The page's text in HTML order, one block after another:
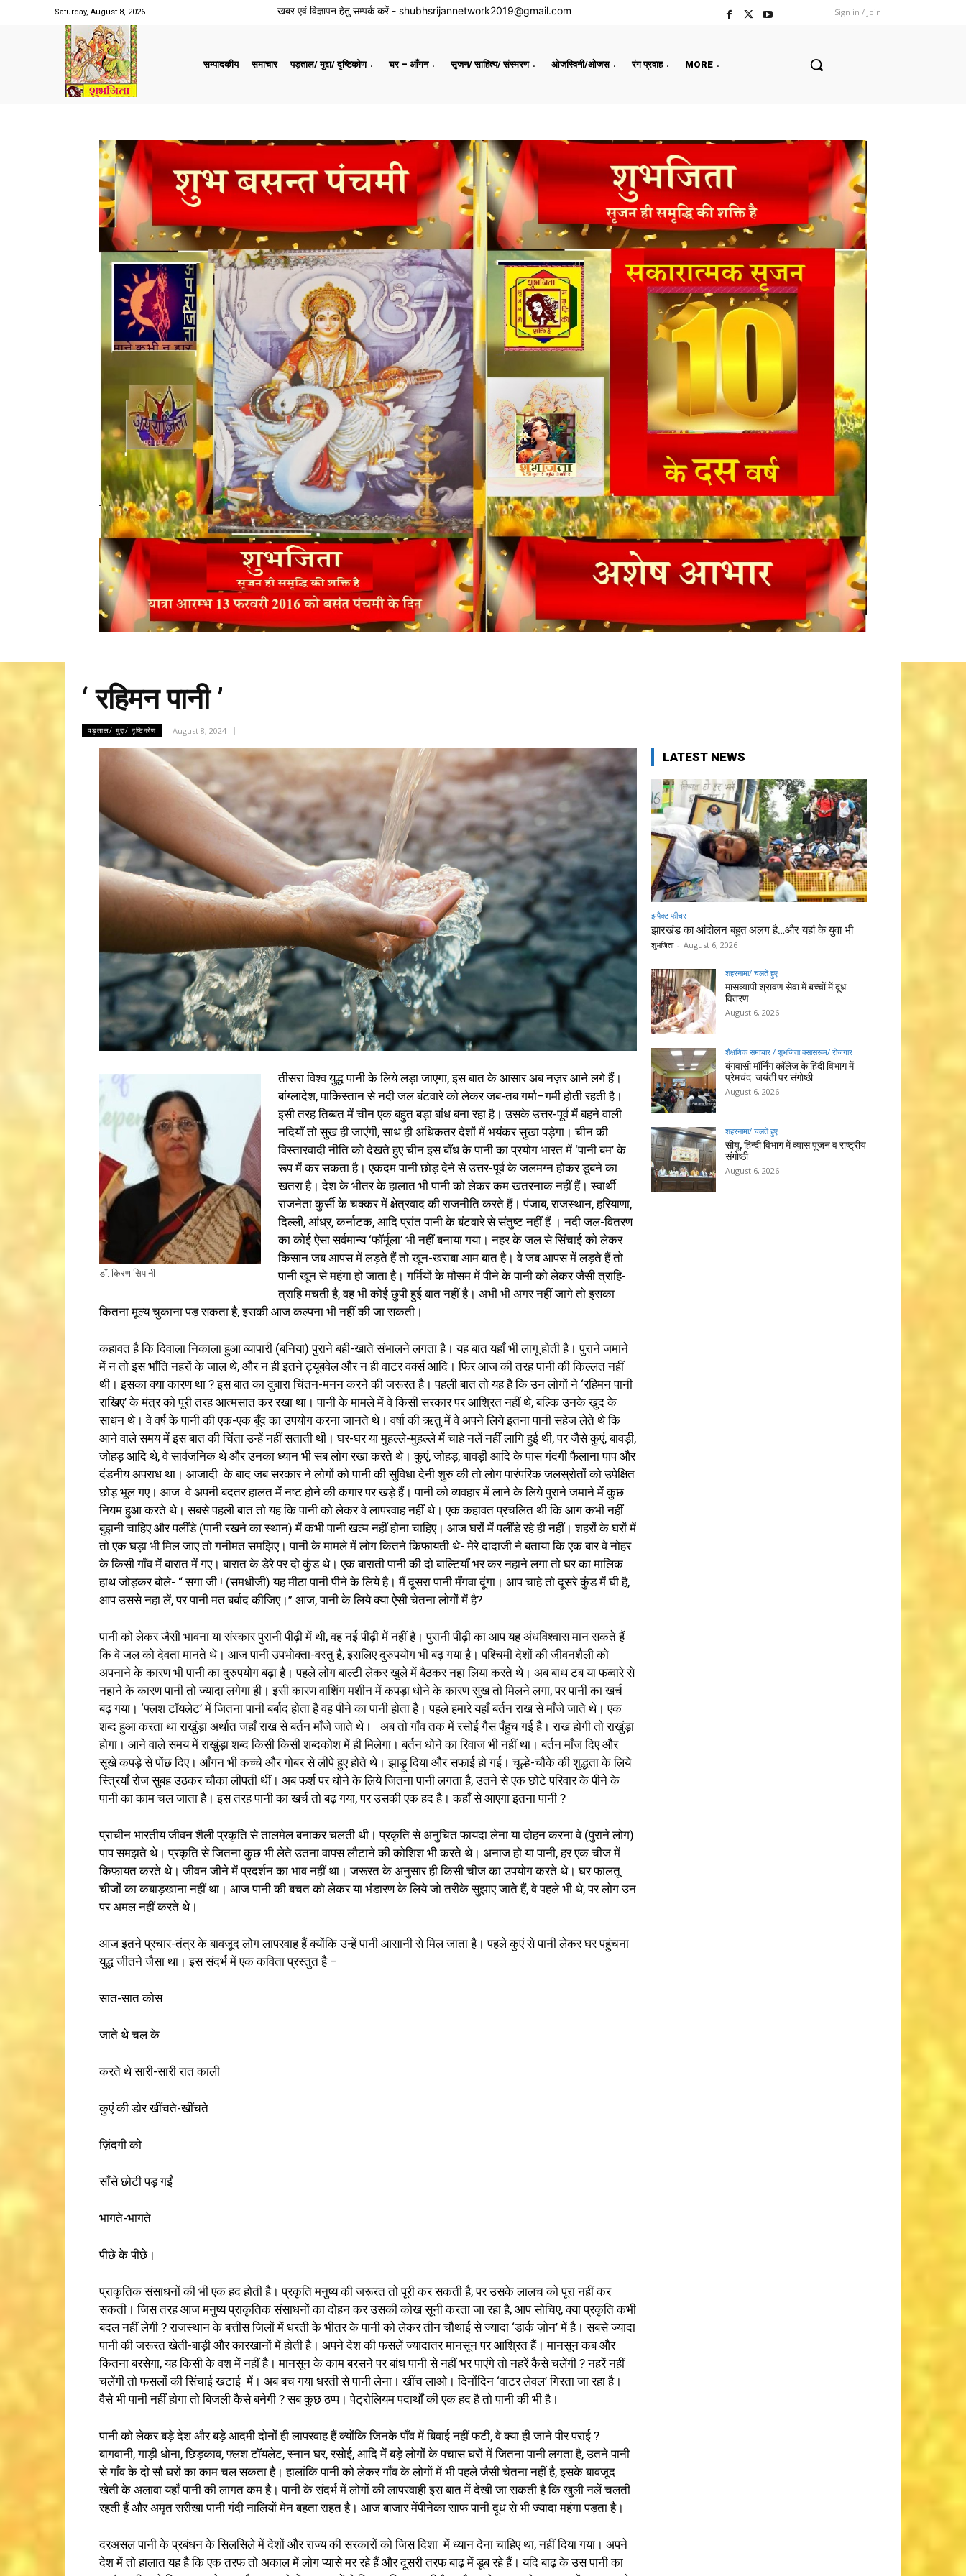
Saturday, August 8, 2026 खबर एवं विज्ञापन हेतु सम्पर्क करें - shubhsrijannetwork2019@gmail.com Sign in / Join
सम्पादकीय समाचार पड़ताल/ मुद्दा/ दृष्टिकोण घर – आँगन सृजन/ साहित्य/ संस्मरण ओजस्विनी/ओजस रंग प्रवाह MORE
‘ रहिमन पानी ’
पड़ताल/ मुद्दा/ दृष्टिकोण August 8, 2024
डॉ. किरण सिपानी
तीसरा विश्व युद्ध पानी के लिये लड़ा जाएगा, इस बात के आसार अब नज़र आने लगे हैं।
बांग्लादेश, पाकिस्तान से नदी जल बंटवारे को लेकर जब-तब गर्मा–गर्मी होती रहती है।
इसी तरह तिब्बत में चीन एक बहुत बड़ा बांध बना रहा है। उसके उत्तर-पूर्व में बहने वाली
नदियाँ तो सुख ही जाएंगी, साथ ही अधिकतर देशों में भयंकर सुखा पड़ेगा। चीन की
विस्तारवादी नीति को देखते हुए चीन इस बाँध के पानी का प्रयोग भारत में ‘पानी बम’ के
रूप में कर सकता है। एकदम पानी छोड़ देने से उत्तर-पूर्व के जलमग्न होकर डूबने का
खतरा है। देश के भीतर के हालात भी पानी को लेकर कम खतरनाक नहीं हैं। स्वार्थी
राजनेता कुर्सी के चक्कर में क्षेत्रवाद की राजनीति करते हैं। पंजाब, राजस्थान, हरियाणा,
दिल्ली, आंध्र, कर्नाटक, आदि प्रांत पानी के बंटवारे से संतुष्ट नहीं हैं । नदी जल-वितरण
का कोई ऐसा सर्वमान्य ‘फॉर्मूला’ भी नहीं बनाया गया। नहर के जल से सिंचाई को लेकर
किसान जब आपस में लड़ते हैं तो खून-खराबा आम बात है। वे जब आपस में लड़ते हैं तो
पानी खून से महंगा हो जाता है। गर्मियों के मौसम में पीने के पानी को लेकर जैसी त्राहि-
त्राहि मचती है, वह भी कोई छुपी हुई बात नहीं है। अभी भी अगर नहीं जागे तो इसका
कितना मूल्य चुकाना पड़ सकता है, इसकी आज कल्पना भी नहीं की जा सकती।
कहावत है कि दिवाला निकाला हुआ व्यापारी (बनिया) पुराने बही-खाते संभालने लगता है। यह बात यहाँ भी लागू होती है। पुराने जमाने
में न तो इस भाँति नहरों के जाल थे, और न ही इतने ट्यूबवेल और न ही वाटर वर्क्स आदि। फिर आज की तरह पानी की किल्लत नहीं
थी। इसका क्या कारण था ? इस बात का दुबारा चिंतन-मनन करने की जरूरत है। पहली बात तो यह है कि उन लोगों ने ‘रहिमन पानी
राखिए’ के मंत्र को पूरी तरह आत्मसात कर रखा था। पानी के मामले में वे किसी सरकार पर आश्रित नहीं थे, बल्कि उनके खुद के
साधन थे। वे वर्ष के पानी की एक-एक बूँद का उपयोग करना जानते थे। वर्षा की ऋतु में वे अपने लिये इतना पानी सहेज लेते थे कि
आने वाले समय में इस बात की चिंता उन्हें नहीं सताती थी। घर-घर या मुहल्ले-मुहल्ले में चाहे नलें नहीं लागि हुई थी, पर जैसे कुएं, बावड़ी,
जोहड़ आदि थे, वे सार्वजनिक थे और उनका ध्यान भी सब लोग रखा करते थे। कुएं, जोहड़, बावड़ी आदि के पास गंदगी फैलाना पाप और
दंडनीय अपराध था। आजादी के बाद जब सरकार ने लोगों को पानी की सुविधा देनी शुरु की तो लोग पारंपरिक जलस्रोतों को उपेक्षित
छोड़ भूल गए। आज वे अपनी बदतर हालत में नष्ट होने की कगार पर खड़े हैं। पानी को व्यवहार में लाने के लिये पुराने जमाने में कुछ
नियम हुआ करते थे। सबसे पहली बात तो यह कि पानी को लेकर वे लापरवाह नहीं थे। एक कहावत प्रचलित थी कि आग कभी नहीं
बुझनी चाहिए और पलींडे (पानी रखने का स्थान) में कभी पानी खत्म नहीं होना चाहिए। आज घरों में पलींडे रहे ही नहीं। शहरों के घरों में
तो एक घड़ा भी मिल जाए तो गनीमत समझिए। पानी के मामले में लोग कितने किफायती थे- मेरे दादाजी ने बताया कि एक बार वे नोहर
के किसी गाँव में बारात में गए। बारात के डेरे पर दो कुंड थे। एक बाराती पानी की दो बाल्टियाँ भर कर नहाने लगा तो घर का मालिक
हाथ जोड़कर बोले- “ सगा जी ! (समधीजी) यह मीठा पानी पीने के लिये है। मैं दूसरा पानी मँगवा दूंगा। आप चाहे तो दूसरे कुंड में घी है,
आप उससे नहा लें, पर पानी मत बर्बाद कीजिए।” आज, पानी के लिये क्या ऐसी चेतना लोगों में है?
पानी को लेकर जैसी भावना या संस्कार पुरानी पीढ़ी में थी, वह नई पीढ़ी में नहीं है। पुरानी पीढ़ी का आप यह अंधविश्वास मान सकते हैं
कि वे जल को देवता मानते थे। आज पानी उपभोक्ता-वस्तु है, इसलिए दुरुपयोग भी बढ़ गया है। पश्चिमी देशों की जीवनशैली को
अपनाने के कारण भी पानी का दुरुपयोग बढ़ा है। पहले लोग बाल्टी लेकर खुले में बैठकर नहा लिया करते थे। अब बाथ टब या फव्वारे से
नहाने के कारण पानी तो ज्यादा लगेगा ही। इसी कारण वाशिंग मशीन में कपड़ा धोने के कारण सुख तो मिलने लगा, पर पानी का खर्च
बढ़ गया। ‘फ्लश टॉयलेट’ में जितना पानी बर्बाद होता है वह पीने का पानी होता है। पहले हमारे यहाँ बर्तन राख से माँजे जाते थे। एक
शब्द हुआ करता था राखुंड़ा अर्थात जहाँ राख से बर्तन माँजे जाते थे। अब तो गाँव तक में रसोई गैस पँहुच गई है। राख होगी तो राखुंड़ा
होगा। आने वाले समय में राखुंड़ा शब्द किसी किसी शब्दकोश में ही मिलेगा। बर्तन धोने का रिवाज भी नहीं था। बर्तन माँज दिए और
सूखे कपड़े से पोंछ दिए। आँगन भी कच्चे और गोबर से लीपे हुए होते थे। झाड़ू दिया और सफाई हो गई। चूल्हे-चौके की शुद्धता के लिये
स्त्रियाँ रोज सुबह उठकर चौका लीपती थीं। अब फर्श पर धोने के लिये जितना पानी लगता है, उतने से एक छोटे परिवार के पीने के
पानी का काम चल जाता है। इस तरह पानी का खर्च तो बढ़ गया, पर उसकी एक हद है। कहाँ से आएगा इतना पानी ?
प्राचीन भारतीय जीवन शैली प्रकृति से तालमेल बनाकर चलती थी। प्रकृति से अनुचित फायदा लेना या दोहन करना वे (पुराने लोग)
पाप समझते थे। प्रकृति से जितना कुछ भी लेते उतना वापस लौटाने की कोशिश भी करते थे। अनाज हो या पानी, हर एक चीज में
किफ़ायत करते थे। जीवन जीने में प्रदर्शन का भाव नहीं था। जरूरत के अनुसार ही किसी चीज का उपयोग करते थे। घर फालतू
चीजों का कबाड़खाना नहीं था। आज पानी की बचत को लेकर या भंडारण के लिये जो तरीके सुझाए जाते हैं, वे पहले भी थे, पर लोग उन
पर अमल नहीं करते थे।
आज इतने प्रचार-तंत्र के बावजूद लोग लापरवाह हैं क्योंकि उन्हें पानी आसानी से मिल जाता है। पहले कुएं से पानी लेकर घर पहुंचना
युद्ध जीतने जैसा था। इस संदर्भ में एक कविता प्रस्तुत है –
सात-सात कोस
जाते थे चल के
करते थे सारी-सारी रात काली
कुएं की डोर खींचते-खींचते
ज़िंदगी को
साँसे छोटी पड़ गईं
भागते-भागते
पीछे के पीछे।
प्राकृतिक संसाधनों की भी एक हद होती है। प्रकृति मनुष्य की जरूरत तो पूरी कर सकती है, पर उसके लालच को पूरा नहीं कर
सकती। जिस तरह आज मनुष्य प्राकृतिक संसाधनों का दोहन कर उसकी कोख सूनी करता जा रहा है, आप सोचिए, क्या प्रकृति कभी
बदल नहीं लेगी ? राजस्थान के बत्तीस जिलों में धरती के भीतर के पानी को लेकर तीन चौथाई से ज्यादा ‘डार्क ज़ोन’ में है। सबसे ज्यादा
पानी की जरूरत खेती-बाड़ी और कारखानों में होती है। अपने देश की फसलें ज्यादातर मानसून पर आश्रित हैं। मानसून कब और
कितना बरसेगा, यह किसी के वश में नहीं है। मानसून के काम बरसने पर बांध पानी से नहीं भर पाएंगे तो नहरें कैसे चलेंगी ? नहरें नहीं
चलेंगी तो फसलों की सिंचाई खटाई में। अब बच गया धरती से पानी लेना। खींच लाओ। दिनोंदिन ‘वाटर लेवल’ गिरता जा रहा है।
वैसे भी पानी नहीं होगा तो बिजली कैसे बनेगी ? सब कुछ ठप्प। पेट्रोलियम पदार्थों की एक हद है तो पानी की भी है।
पानी को लेकर बड़े देश और बड़े आदमी दोनों ही लापरवाह हैं क्योंकि जिनके पाँव में बिवाई नहीं फटी, वे क्या ही जाने पीर पराई ?
बागवानी, गाड़ी धोना, छिड़काव, फ्लश टॉयलेट, स्नान घर, रसोई, आदि में बड़े लोगों के पचास घरों में जितना पानी लगता है, उतने पानी
से गाँव के दो सौ घरों का काम चल सकता है। हालांकि पानी को लेकर गाँव के लोगों में भी पहले जैसी चेतना नहीं है, इसके बावजूद
खेती के अलावा यहाँ पानी की लागत कम है। पानी के संदर्भ में लोगों की लापरवाही इस बात में देखी जा सकती है कि खुली नलें चलती
रहती हैं और अमृत सरीखा पानी गंदी नालियों मेन बहता राहत है। आज बाजार मेंपीनेका साफ पानी दूध से भी ज्यादा महंगा पड़ता है।
दरअसल पानी के प्रबंधन के सिलसिले में देशों और राज्य की सरकारों को जिस दिशा में ध्यान देना चाहिए था, नहीं दिया गया। अपने
देश में तो हालात यह है कि एक तरफ तो अकाल में लोग प्यासे मर रहे हैं और दूसरी तरफ बाढ़ में डूब रहे हैं। यदि बाढ़ के उस पानी का
LATEST NEWS
इम्पैक्ट फीचर
झारखंड का आंदोलन बहुत अलग है…और यहां के युवा भी
शुभजिता - August 6, 2026
शहरनामा/ चलते हुए
मासव्यापी श्रावण सेवा में बच्चों में दूध
वितरण
August 6, 2026
शैक्षणिक समाचार / शुभजिता क्सासरूम/ रोजगार
बंगवासी मॉर्निंग कॉलेज के हिंदी विभाग में
प्रेमचंद जयंती पर संगोष्ठी
August 6, 2026
शहरनामा/ चलते हुए
सीयू, हिन्दी विभाग में व्यास पूजन व राष्ट्रीय
संगोष्ठी
August 6, 2026